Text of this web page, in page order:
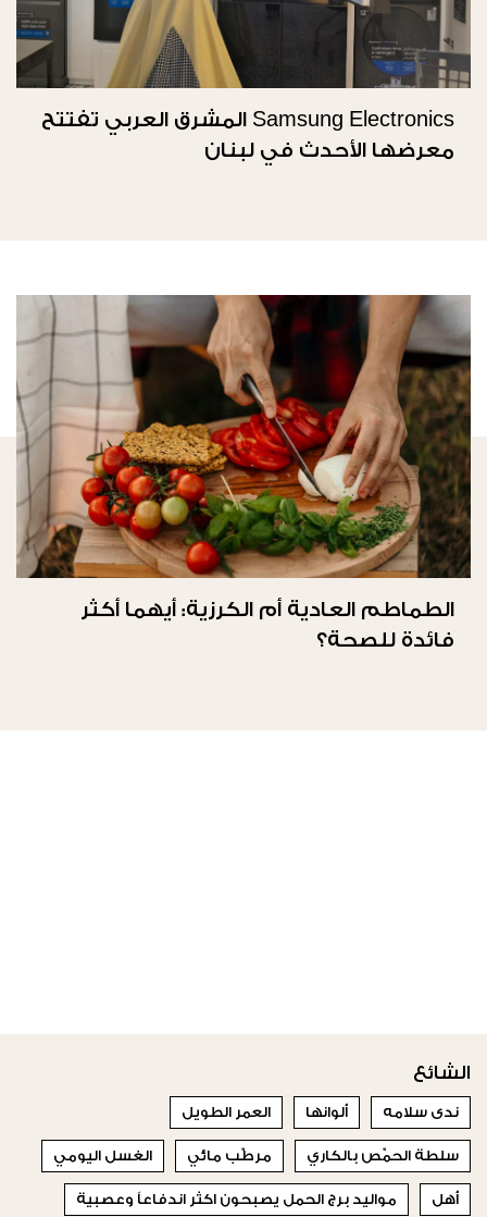
Samsung Electronics المشرق العربي تفتتح
معرضها الأحدث في لبنان
الطماطم العادية أم الكرزية: أيهما أكثر
فائدة للصحة؟
الشائع
ندى سلامه ألوانها العمر الطويل
سلطة الحمّص بالكاري مرطّب مائي الغسل اليومي
أهل مواليد برج الحمل يصبحون اكثر اندفاعاً وعصبية